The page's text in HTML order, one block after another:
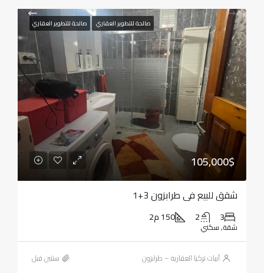
صالحة للتطوير العقاري صالحة للتطوير العقاري
105,000$
شقق للبيع في طرابزون 3+1
3
2 150 م2
شقة, سكني
أبيات تركيا العقارية – طرابزون ‏سنتين قبل